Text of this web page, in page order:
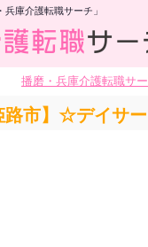
庫介護転職サーチ」
播磨・兵庫介護転職サ
路市】☆デイサ